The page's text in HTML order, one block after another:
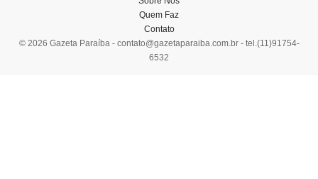
© 2026 Gazeta Paraíba - contato@gazetaparaiba.com.br- tel.(11)91754-
6532
Quem Faz
Contato